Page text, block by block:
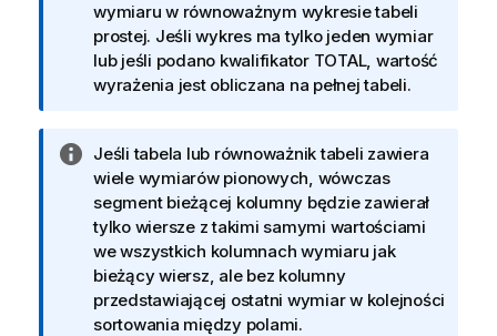
a
c
j
a
wymiaru w równoważnym wykresie tabeli
prostej. Jeśli wykres ma tylko jeden wymiar
lub jeśli podano kwalifikator TOTAL, wartość
wyrażenia jest obliczana na pełnej tabeli.
I
n
f
o
r
m
a
c
Jeśli tabela lub równoważnik tabeli zawiera
wiele wymiarów pionowych, wówczas
segment bieżącej kolumny będzie zawierał
tylko wiersze z takimi samymi wartościami
we wszystkich kolumnach wymiaru jak
bieżący wiersz, ale bez kolumny
przedstawiającej ostatni wymiar w kolejności
sortowania między polami.